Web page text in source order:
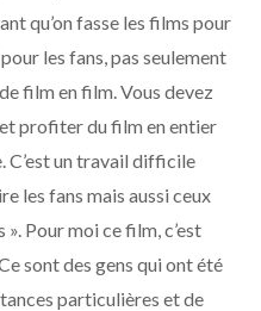
qu’on fasse les films pour
les fans, pas seulement
film en film. Vous devez
profiter du film en entier
C’est un travail difficile
les fans mais aussi ceux
». Pour moi ce film, c’est
sont des gens qui ont été
particulières et de